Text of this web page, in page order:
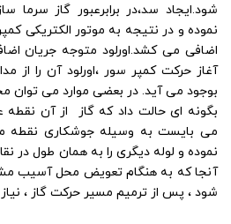
شود.ایجاد سد،در برابرعبور گاز سرما
نموده و در نتیجه به موتور الکتریکی
اضافی می کشد.اورلود متوجه جریان
آغاز حرکت کمپر سور ،اورلود آن را از
بوجود می آید. در بعضی موارد می
بگونه ای حالت داد که گاز از آن نقطه
می بایست به وسیله جوشکاری نقطه
نموده و لوله دیگری را به همان طول در
آنجا که به هنگام تعویض محل آسیب
شود ، پس از ترمیم مسیر حرکت گاز ،